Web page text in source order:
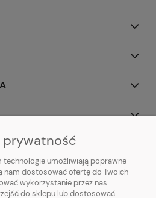
prywatność
technologie umożliwiają poprawne
nam dostosować ofertę do Twoich
wykorzystanie przez nas
do sklepu lub dostosować